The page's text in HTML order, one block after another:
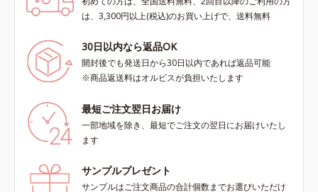
は、3,300円以上(税込)のお買い上げで、送料無料
30日以内なら返品OK
開封後でも発送日から30日以内であれば返品可能
※商品返送料はオルビスが負担いたします
最短ご注文翌日お届け
一部地域を除き、最短でご注文の翌日にお届けいたし
ます
サンプルプレゼント
サンプルはご注文商品の合計個数までお選びいただけ